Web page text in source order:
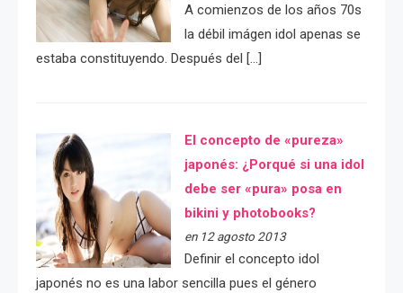
A comienzos de los años 70s
la débil imágen idol apenas se
estaba constituyendo. Después del […]
El concepto de «pureza»
japonés: ¿Porqué si una idol
debe ser «pura» posa en
bikini y photobooks?
en 12 agosto 2013
Definir el concepto idol
japonés no es una labor sencilla pues el género